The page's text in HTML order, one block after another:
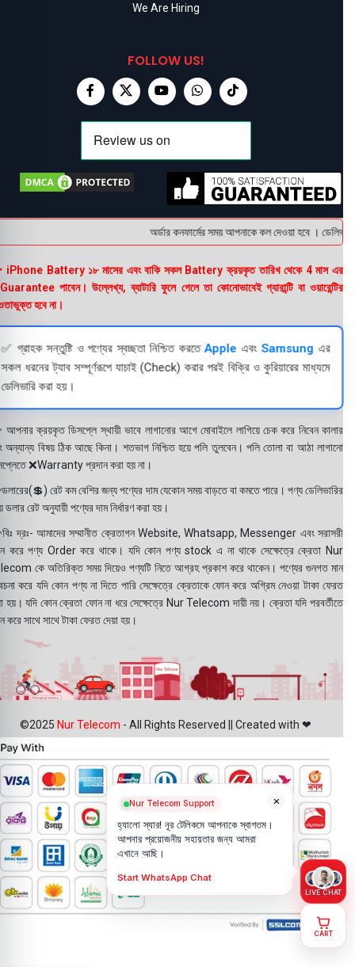
We Are Hiring
FOLLOW US!
অর্ডার কনফার্মের সময় আপনাকে কল দেওয়া হবে ।
Battery ১৮ মাসের এবং বাকি সকল Battery ক্রয়কৃত তারিখ থেকে 4 মাস এর
পাবেন। উল্লেখ্য, ব্যাটারি ফুলে গেলে তা কোনোভাবেই গ্যারান্টি বা ওয়ারেন্টির
হবে না।
✅ গ্রাহক সন্তুষ্টি ও পণ্যের স্বচ্ছতা নিশ্চিত করতেApple এবংSamsung এর
সকল ধরনের ট্যাব সম্পূর্ণরূপে যাচাই (Check) করার পরই বিক্রি ও কুরিয়ারের মাধ্যমে
ডেলিভারি করা হয়।
ক্রয়কৃত ডিসপ্লে স্থায়ী ভাবে লাগানোর আগে মোবাইলে লাগিয়ে চেক করে নিবেন কালার
অন্যান্য বিষয় ঠিক আছে কিনা। শতভাগ নিশ্চিত হয়ে পলি তুলবেন। পলি তোলা বা আঠা লাগানো
❌Warranty প্রদান করা হয় না।
রেট কম বেশির জন্য পণ্যের দাম যেকোন সময় বাড়তে বা কমতে পারে। পণ্য ডেলিভারির
ডলার রেট অনুযায়ী পণ্যের দাম নির্ধারণ করা হয়।
দ্রঃ- আমাদের সম্মানীত ক্রেতাগন Website, Whatsapp, Messenger এবং সরাসরী
করে পণ্য Order করে থাকে। যদি কোন পণ্য stock এ না থাকে সেক্ষেত্রে ক্রেতা Nur
কে অতিরিক্ত সময় দিয়েও পণ্যটি নিতে আগ্রহ প্রকাশ করে থাকেন। পণ্যের গুনগত মান
করে যদি কোন পণ্য না দিতে পারি সেক্ষেত্রে ক্রেতাকে ফোন করে অগ্রিম নেওয়া টাকা ফেরত
হয়। যদি কোন ক্রেতা ফোন না ধরে সেক্ষেত্রে Nur Telecom দায়ী নয়। ক্রেতা যদি পরবর্তীতে
করে সাথে সাথে টাকা ফেরত দেয়া হয়।
©2025 Nur Telecom - All Rights Reserved || Created with ❤
×
Nur Telecom Support
হ্যালো স্যার! নূর টেলিকমে আপনাকে স্বাগতম।
আপনার প্রয়োজনীয় সহায়তার জন্য আমরা
এখানে আছি।
Start WhatsApp Chat
LIVE CHAT
CART